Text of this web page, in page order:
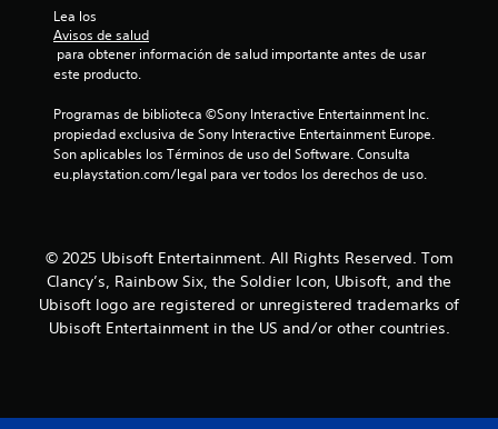
Lea los
Avisos de salud
este producto.
Programas de biblioteca ©Sony Interactive Entertainment Inc.
propiedad exclusiva de Sony Interactive Entertainment Europe.
Son aplicables los Términos de uso del Software. Consulta
eu.playstation.com/legal para ver todos los derechos de uso.
© 2025 Ubisoft Entertainment. All Rights Reserved. Tom
Clancy’s, Rainbow Six, the Soldier Icon, Ubisoft, and the
Ubisoft logo are registered or unregistered trademarks of
Ubisoft Entertainment in the US and/or other countries.